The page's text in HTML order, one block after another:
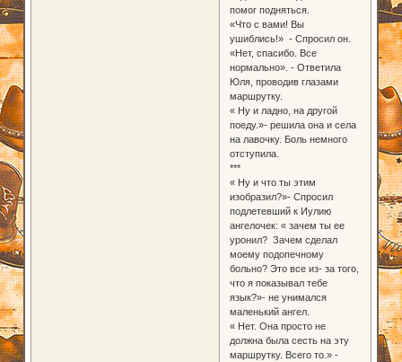
помог подняться.
«Что с вами! Вы
ушиблись!» - Спросил он.
«Нет, спасибо. Все
нормально». - Ответила
Юля, проводив глазами
маршрутку.
« Ну и ладно, на другой
поеду.»- решила она и села
на лавочку. Боль немного
отступила.
***
« Ну и что ты этим
изобразил?»- Спросил
подлетевший к Иулию
ангелочек: « зачем ты ее
уронил? Зачем сделал
моему подопечному
больно? Это все из- за того,
что я показывал тебе
язык?»- не унимался
маленький ангел.
« Нет. Она просто не
должна была сесть на эту
маршрутку. Всего то.» -